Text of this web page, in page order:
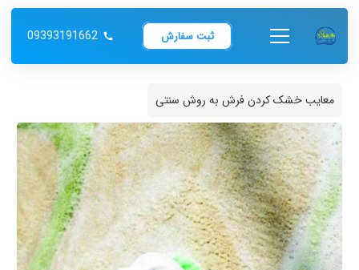
ثبت سفارش call
09393191662
معایب خشک کردن فرش به روش سنتی